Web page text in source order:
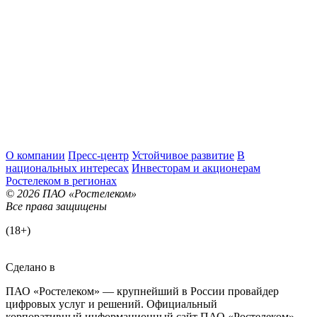
О компании Пресс-центр Устойчивое развитие В
национальных интересах Инвесторам и акционерам
Ростелеком в регионах
© 2026 ПАО «Ростелеком»
Все права защищены
(18+)
Сделано в
ПАО «Ростелеком» — крупнейший в России провайдер
цифровых услуг и решений. Официальный